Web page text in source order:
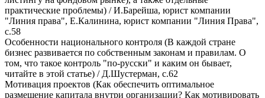
практические проблемы) / И.Барейша, юрист компании
"Линия права", Е.Калинина, юрист компании "Линия Права",
с.58
Особенности национального контроля (В каждой стране
бизнес развивается по собственным законам и правилам. О
том, что такое контроль "по-русски" и каким он бывает,
читайте в этой статье) / Д.Шустерман, с.62
Мотивация проектов (Как обеспечить оптимальное
размещение капитала внутри организации? Как мотивировать